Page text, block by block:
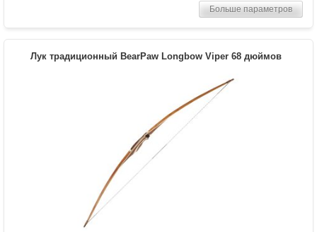
метка на тетиву, тетива Traditional Flight
Материалы изделия
дерево Manau, кожа
так и для левшей. Один из самых
длинных серийно производимых луков
Больше параметров
Лук традиционный BearPaw Longbow Viper 68 дюймов